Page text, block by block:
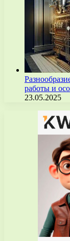
работы и
23.05.2025